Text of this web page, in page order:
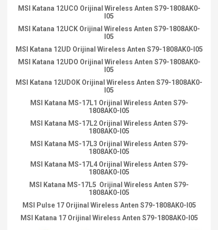
MSI Katana 12UCO Orijinal Wireless Anten S79-1808AK0-
I05
MSI Katana 12UCK Orijinal Wireless Anten S79-1808AK0-
I05
MSI Katana 12UD Orijinal Wireless Anten S79-1808AK0-I05
MSI Katana 12UDO Orijinal Wireless Anten S79-1808AK0-
I05
MSI Katana 12UDOK Orijinal Wireless Anten S79-1808AK0-
I05
MSI Katana MS-17L1 Orijinal Wireless Anten S79-
1808AK0-I05
MSI Katana MS-17L2 Orijinal Wireless Anten S79-
1808AK0-I05
MSI Katana MS-17L3 Orijinal Wireless Anten S79-
1808AK0-I05
MSI Katana MS-17L4 Orijinal Wireless Anten S79-
1808AK0-I05
MSI Katana MS-17L5 Orijinal Wireless Anten S79-
1808AK0-I05
MSI Pulse 17 Orijinal Wireless Anten S79-1808AK0-I05
MSI Katana 17 Orijinal Wireless Anten S79-1808AK0-I05